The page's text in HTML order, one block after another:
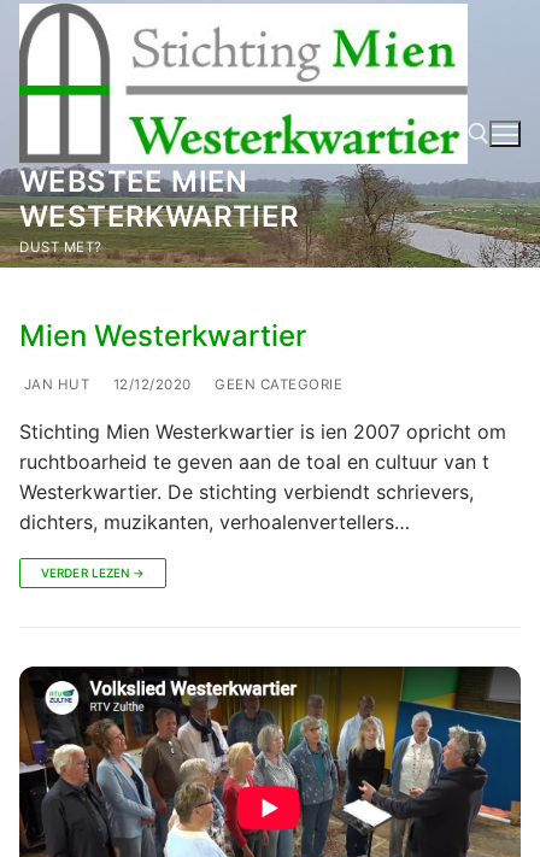
naar
inhoud
WEBSTEE MIEN
WESTERKWARTIER
DUST MET? Zoeken naar:
Mien Westerkwartier
JAN HUT 12/12/2020 GEEN CATEGORIE
Stichting Mien Westerkwartier is ien 2007 opricht om
ruchtboarheid te geven aan de toal en cultuur van t
Westerkwartier. De stichting verbiendt schrievers,
dichters, muzikanten, verhoalenvertellers…
VERDER LEZEN →